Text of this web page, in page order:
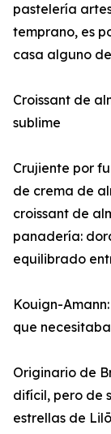
pastelería
temprano, es
casa alguno
Croissant de
sublime
Crujiente por
de crema de
croissant de
panadería:
equilibrado
Kouign-
que
Originario de
difícil, pero de
estrellas de